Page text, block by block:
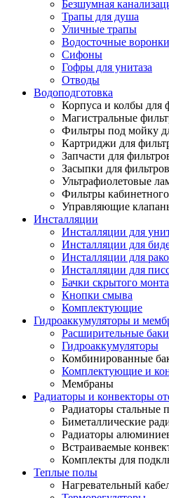
Безшумная
Трапы для душа
Уличные трапы
Водосточные воронки
Сифоны
Гофры для унитаза
Отводы
Водоподготовка
Корпуса и колбы для
Магистральные
Фильтры под мойку
Картриджи для
Запчасти для
Засыпки для фильтров
Ультрафиолетовые
Фильтры
Управляющие
Инсталляции
Инсталляции для
Инсталляции для
Инсталляции для
Инсталляции для
Бачки скрытого
Кнопки смыва
Комплектующие
Гидроаккумуляторы и
Расширительные
Гидроаккумуляторы
Комбинированные
Комплектующие и
Мембраны
Радиаторы и конвекторы
Радиаторы стальные
Биметаллические
Радиаторы
Встраиваемые
Комплекты для
Теплые полы
Нагревательный